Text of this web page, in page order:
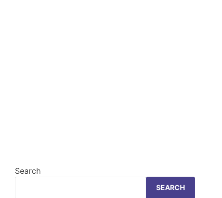
Search
SEARCH